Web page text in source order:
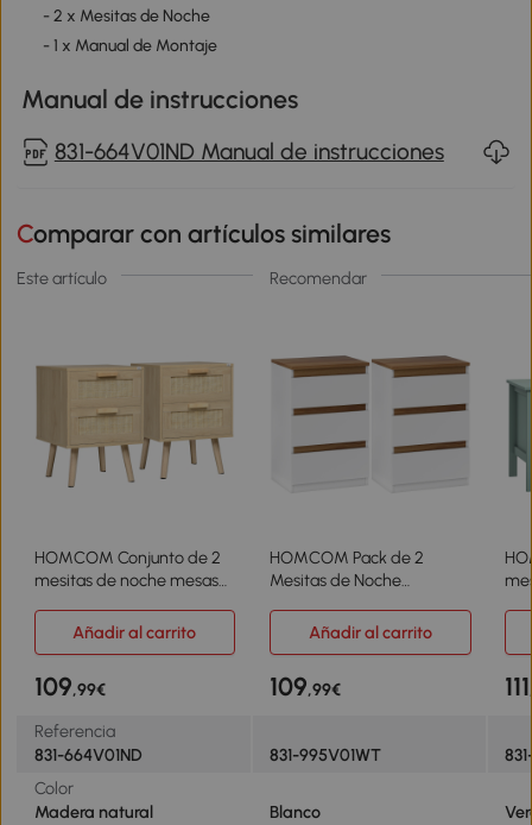
- 2 x Mesitas de Noche
- 1 x Manual de Montaje
Manual de instrucciones
831-664V01ND Manual de instrucciones
Comparar con artículos similares
Este artículo Recomendar
HOMCOM Conjunto de 2
mesitas de noche mesas
fachadas de mimbre estilo
bohemio 40x40x56 cm
HOMCOM Pack de 2
Mesitas de Noche
Cajoneras para Salón
Pasillo 40x30x59,5 cm
Añadir al carrito Añadir al carrito
109,99€ 109,99€ 111
Referencia
831-664V01ND
831-995V01WT
Color
Madera natural
Blanco